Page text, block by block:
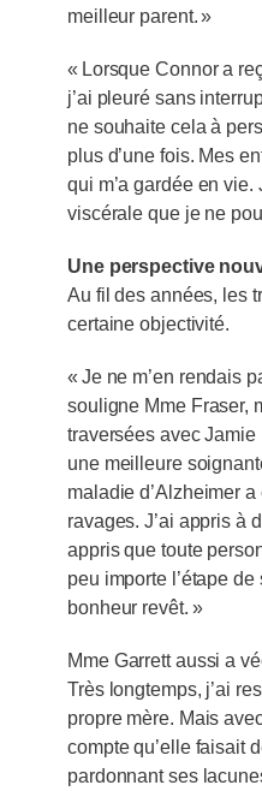
meilleur parent. »
« Lorsque Connor a
j’ai pleuré sans
ne souhaite cela à
plus d’une fois. Mes
qui m’a gardée en vie.
viscérale que je ne
Une perspective
Au fil des années, les
certaine objectivité.
« Je ne m’en rendais
souligne Mme Fraser,
traversées avec Jamie
une meilleure
maladie d’Alzheimer
ravages. J’ai appris à
appris que toute
peu importe l’étape
bonheur revêt. »
Mme Garrett aussi a
Très longtemps, j’ai
propre mère. Mais
compte qu’elle faisait
pardonnant ses